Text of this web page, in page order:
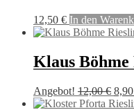
12,50 € In den
Klaus Böhme
Angebot! 12,00€
Preis
8,90